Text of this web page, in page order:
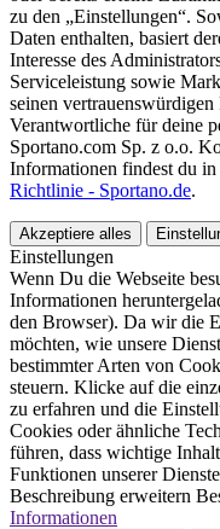
zu den „Einstellungen“.
Daten enthalten, basiert
Interesse des
Serviceleistung sowie
seinen
Verantwortliche für deine
Sportano.com Sp. z o.o.
Informationen findest du in
Richtlinie - Sportano.de.
Akzeptiere alles
Einstellungen
Wenn Du die Webseite
Informationen
den Browser). Da wir die
möchten, wie unsere
bestimmter Arten von
steuern. Klicke auf die
zu erfahren und die
Cookies oder ähnliche
führen, dass wichtige
Funktionen unserer
Beschreibung erweitern
Informationen